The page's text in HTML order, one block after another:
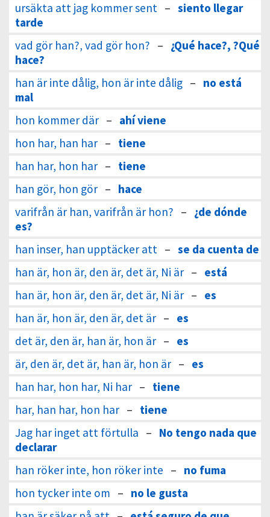
ursäkta att jag kommer sent – siento llegar
tarde
vad gör han?, vad gör hon? – ¿Qué hace?, ?Qué
hace?
han är inte dålig, hon är inte dålig – no está
mal
hon kommer där – ahí viene
hon har, han har – tiene
han har, hon har – tiene
han gör, hon gör – hace
varifrån är han, varifrån är hon? – ¿de dónde
es?
han inser, han upptäcker att – se da cuenta de
han är, hon är, den är, det är, Ni är – está
han är, hon är, den är, det är, Ni är – es
han är, hon är, den är, det är – es
det är, den är, han är, hon är – es
är, den är, det är, han är, hon är – es
han har, hon har, Ni har – tiene
har, han har, hon har – tiene
Jag har inget att förtulla – No tengo nada que
declarar
han röker inte, hon röker inte – no fuma
hon tycker inte om – no le gusta